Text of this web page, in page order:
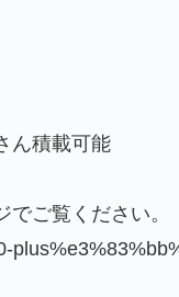
ん積載可能
ご覧ください。